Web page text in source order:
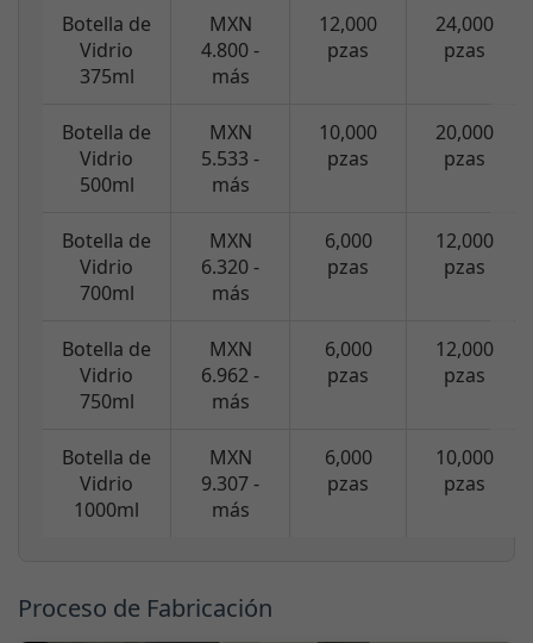
Botella de
Vidrio
375ml
MXN
4.800 -
más
12,000
pzas
24,000
pzas
Botella de
Vidrio
500ml
MXN
5.533 -
más
10,000
pzas
20,000
pzas
Botella de
Vidrio
700ml
MXN
6.320 -
más
6,000
pzas
12,000
pzas
Botella de
Vidrio
750ml
MXN
6.962 -
más
6,000
pzas
12,000
pzas
Botella de
Vidrio
1000ml
MXN
9.307 -
más
6,000
pzas
10,000
pzas
Proceso de Fabricación